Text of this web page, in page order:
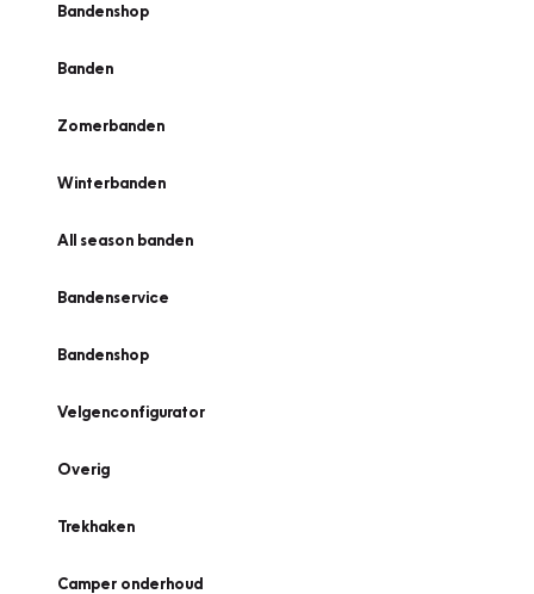
Bandenshop
Banden
Zomerbanden
Winterbanden
All season banden
Bandenservice
Bandenshop
Velgenconfigurator
Overig
Trekhaken
Camper onderhoud